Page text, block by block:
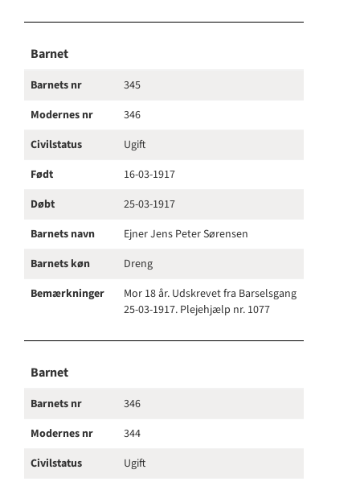
Barnet
Barnets nr
345
Modernes nr
346
Civilstatus
Ugift
Født
16-03-1917
Døbt
25-03-1917
Barnets navn
Ejner Jens Peter Sørensen
Barnets køn
Dreng
Bemærkninger
Mor 18 år. Udskrevet fra Barselsgang
25-03-1917. Plejehjælp nr. 1077
Barnet
Barnets nr
346
Modernes nr
344
Civilstatus
Ugift